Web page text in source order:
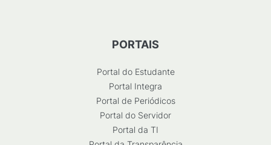
PORTAIS
Portal do Estudante
Portal Integra
Portal de Periódicos
Portal do Servidor
Portal da TI